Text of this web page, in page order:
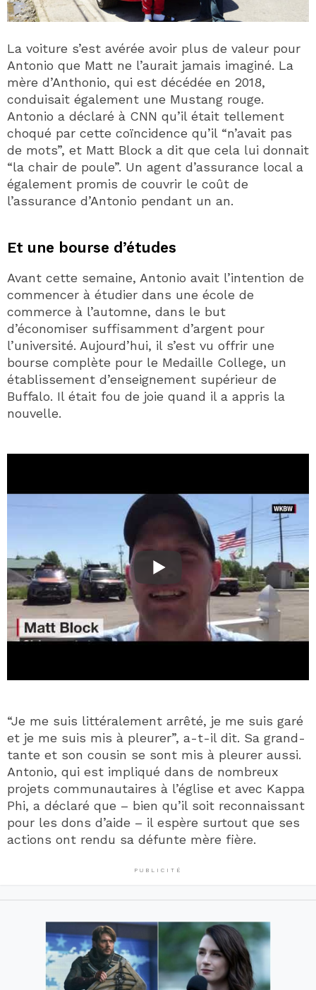
La voiture s’est avérée avoir plus de valeur pour
Antonio que Matt ne l’aurait jamais imaginé. La
mère d’Anthonio, qui est décédée en 2018,
conduisait également une Mustang rouge.
Antonio a déclaré à CNN qu’il était tellement
choqué par cette coïncidence qu’il “n’avait pas
de mots”, et Matt Block a dit que cela lui donnait
“la chair de poule”. Un agent d’assurance local a
également promis de couvrir le coût de
l’assurance d’Antonio pendant un an.
Et une bourse d’études
Avant cette semaine, Antonio avait l’intention de
commencer à étudier dans une école de
commerce à l’automne, dans le but
d’économiser suffisamment d’argent pour
l’université. Aujourd’hui, il s’est vu offrir une
bourse complète pour le Medaille College, un
établissement d’enseignement supérieur de
Buffalo. Il était fou de joie quand il a appris la
nouvelle.
“Je me suis littéralement arrêté, je me suis garé
et je me suis mis à pleurer”, a-t-il dit. Sa grand-
tante et son cousin se sont mis à pleurer aussi.
Antonio, qui est impliqué dans de nombreux
projets communautaires à l’église et avec Kappa
Phi, a déclaré que – bien qu’il soit reconnaissant
pour les dons d’aide – il espère surtout que ses
actions ont rendu sa défunte mère fière.
PUBLICITÉ